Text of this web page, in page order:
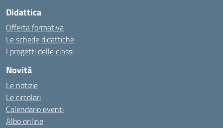
Didattica
Offerta formativa
Le schede didattiche
I progetti delle classi
Novità
Le notizie
Le circolari
Calendario eventi
Albo online